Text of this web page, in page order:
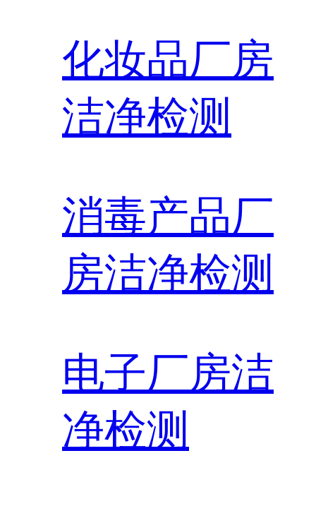
化妆品厂房
洁净检测
消毒产品厂
房洁净检测
电子厂房洁
净检测